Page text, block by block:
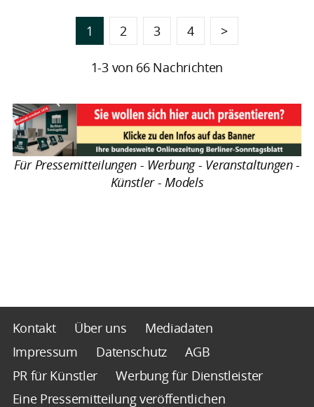
1 2 3 4 >
1-3 von 66 Nachrichten
Für Pressemitteilungen - Werbung - Veranstaltungen -
Künstler - Models
Kontakt Über uns
Mediadaten
Impressum
Datenschutz
AGB
PR für Künstler
Werbung für Dienstleister
Eine Pressemitteilung veröffentlichen